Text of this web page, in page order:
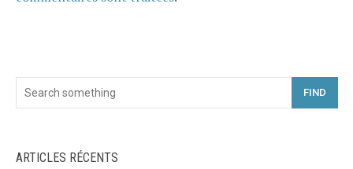
FIND
ARTICLES RÉCENTS